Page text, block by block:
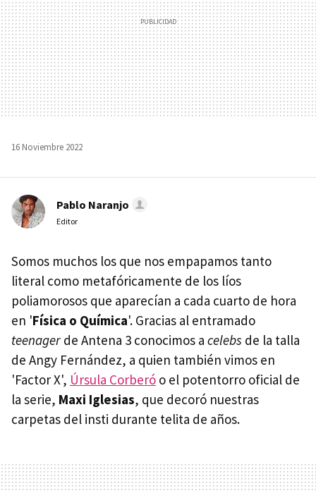
16 Noviembre 2022
Pablo Naranjo
Editor
Somos muchos los que nos empapamos tanto
literal como metafóricamente de los líos
poliamorosos que aparecían a cada cuarto de hora
en 'Física o Química'. Gracias al entramado
teenager de Antena 3 conocimos a celebs de la talla
de Angy Fernández, a quien también vimos en
'Factor X', Úrsula Corberó o el potentorro oficial de
la serie, Maxi Iglesias, que decoró nuestras
carpetas del insti durante telita de años.